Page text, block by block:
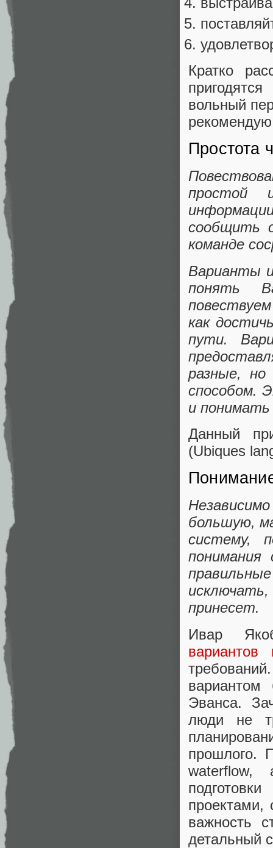
Кратко
вольный
Простота
простой
сообщить
команде
Варианты
понять
как
пути.
разные,
способом.
и
Данный
(Ubiques
большую,
систему,
принесет.
Ивар
вариантов
Эванса.
люди не
прошлого.
waterflow,
проектами,
важность
детальный